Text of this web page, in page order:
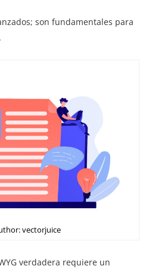
son fundamentales para
vectorjuice
verdadera requiere un